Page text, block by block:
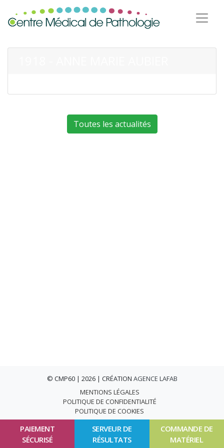
PAIEMENT
SÉCURISÉ
SERVEUR DE
RÉSULTATS
COMMANDE DE
MATÉRIEL
Toutes les actualités
© CMP60 | 2026 | CRÉATION AGENCE LAFAB
MENTIONS LÉGALES
POLITIQUE DE CONFIDENTIALITÉ
POLITIQUE DE COOKIES